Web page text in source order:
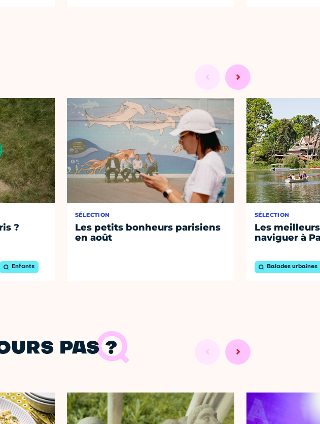
?
Enfants
SÉLECTION
Les petits bonheurs parisiens
en août
SÉLECTION
Les
naviguer à
Balades urbaines
PAS ?